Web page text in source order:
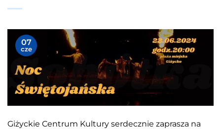
07
cze
Giżyckie Centrum Kultury serdecznie zaprasza na